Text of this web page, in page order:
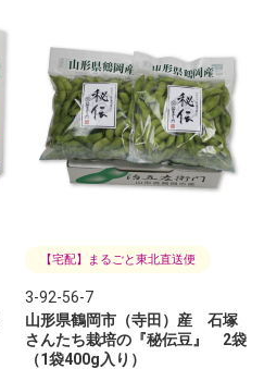
【宅配】まるごと東北直送便
3-92-56-7
山形県鶴岡市（寺田）産 石塚
さんたち栽培の『秘伝豆』 2袋
（1袋400g入り）